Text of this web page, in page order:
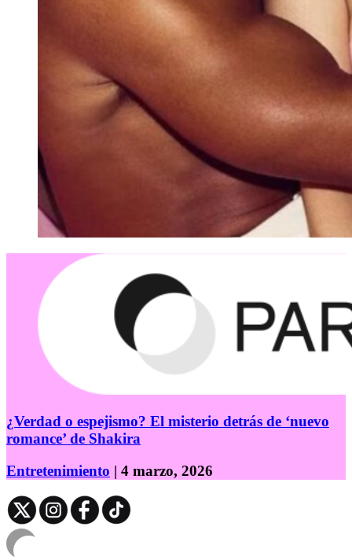
¿Verdad o espejismo? El misterio detrás de ‘nuevo
romance’ de Shakira
Entretenimiento | 4 marzo, 2026